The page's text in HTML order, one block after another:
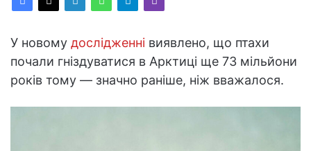
У новому дослідженні виявлено, що птахи
почали гніздуватися в Арктиці ще 73 мільйони
років тому — значно раніше, ніж вважалося.